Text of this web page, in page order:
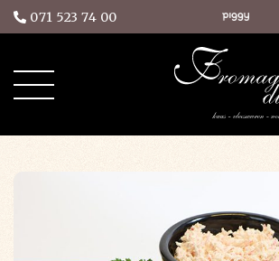
071 523 74 00